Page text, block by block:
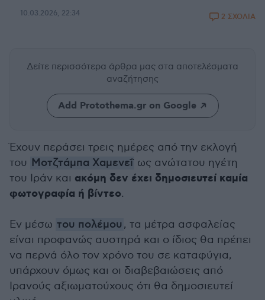
10.03.2026, 22:34 2 ΣΧΟΛΙΑ
Δείτε περισσότερα άρθρα μας στα αποτελέσματα
αναζήτησης
Add Protothema.gr on Google
Έχουν περάσει τρεις ημέρες από την εκλογή
του Μοτζτάμπα Χαμενεΐ ως ανώτατου ηγέτη
του Ιράν και ακόμη δεν έχει δημοσιευτεί καμία
φωτογραφία ή βίντεο.
Εν μέσω του πολέμου , τα μέτρα ασφαλείας
είναι προφανώς αυστηρά και ο ίδιος θα πρέπει
να περνά όλο τον χρόνο του σε καταφύγια,
υπάρχουν όμως και οι διαβεβαιώσεις από
Ιρανούς αξιωματούχους ότι θα δημοσιευτεί